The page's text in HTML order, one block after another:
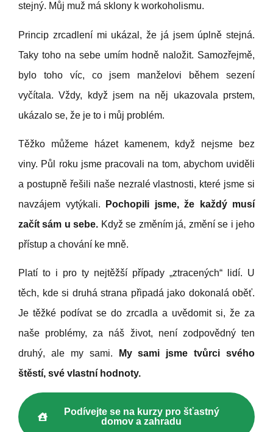
stejný. Můj muž má sklony k workoholismu.
Princip zrcadlení mi ukázal, že já jsem úplně stejná.
Taky toho na sebe umím hodně naložit. Samozřejmě,
bylo toho víc, co jsem manželovi během sezení
vyčítala. Vždy, když jsem na něj ukazovala prstem,
ukázalo se, že je to i můj problém.
Těžko můžeme házet kamenem, když nejsme bez
viny. Půl roku jsme pracovali na tom, abychom uviděli
a postupně řešili naše nezralé vlastnosti, které jsme si
navzájem vytýkali.
Pochopili jsme, že každý musí
začít sám u sebe. Když se změním já, změní se i jeho
přístup a chování ke mně.
Platí to i pro ty nejtěžší případy „ztracených“ lidí. U
těch, kde si druhá strana připadá jako dokonalá oběť.
Je těžké podívat se do zrcadla a uvědomit si, že za
naše problémy, za náš život, není zodpovědný ten
druhý, ale my sami.
My sami jsme tvůrci svého
štěstí, své vlastní hodnoty.
Podívejte se na kurzy pro šťastný
domov a zahradu